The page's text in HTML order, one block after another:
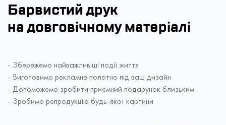
Барвистий друк
на довговічному матеріалі
- Збережемо найважливіші події життя
- Виготовимо рекламне полотно під ваш дизайн
- Допоможемо зробити приємний подарунок близьким
- Зробимо репродукцію будь-якої картини